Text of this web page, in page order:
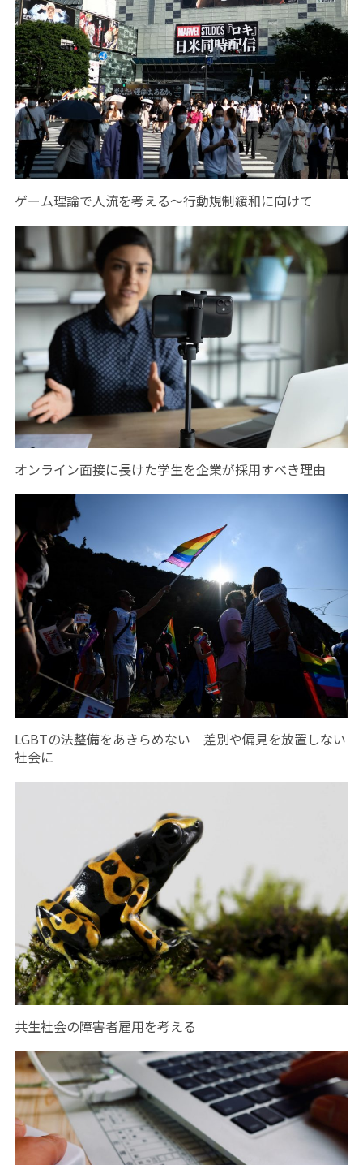
ゲーム理論で人流を考える～行動規制緩和に向けて
オンライン面接に長けた学生を企業が採用すべき理由
LGBTの法整備をあきらめない 差別や偏見を放置しない
社会に
共生社会の障害者雇用を考える